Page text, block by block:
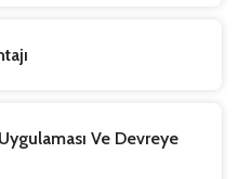
Ve Devreye